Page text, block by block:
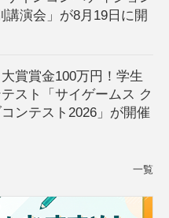
講演会」が8月19日に開
大賞賞金100万円！学生
スト「サイゲームス ク
ンテスト2026」が開催
一覧